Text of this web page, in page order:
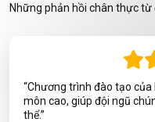
Những phản hồi chân thực từ
“Chương trình đào tạo
môn cao, giúp đội ngũ
thể.”